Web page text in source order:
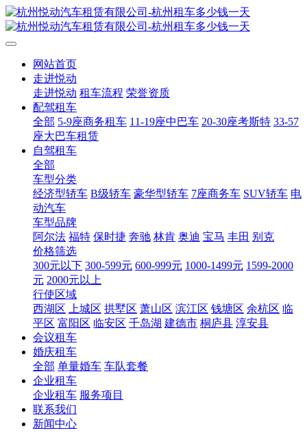
网站首页
走进悦动
走进悦动 租车流程 荣誉资质
配驾租车
全部 5-9座商务租车 11-19座中巴车 20-30座考斯特 33-57
座大巴车租赁
自驾租车
全部
车型分类
经济型轿车 B级轿车 豪华型轿车 7座商务车 SUV轿车 电
动汽车
车型品牌
阿尔法 福特 保时捷 奔驰 林肯 奥迪 宝马 丰田 别克
价格筛选
300元以下 300-599元 600-999元 1000-1499元 1599-2000
元 2000元以上
行使区域
西湖区
上城区 拱墅区 萧山区 滨江区 钱塘区 余杭区 临
平区 富阳区 临安区 千岛湖 建德市 桐庐县 淳安县
会议租车
婚庆租车
全部 单量婚车 车队套餐
企业租车
企业租车 服务项目
联系我们
新闻中心